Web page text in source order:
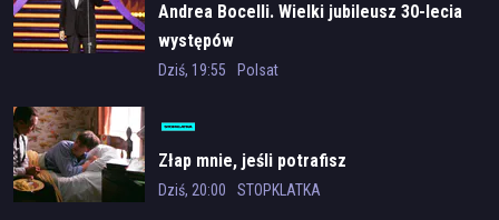
Andrea Bocelli. Wielki jubileusz 30-lecia
występów
Dziś, 19:55 Polsat
Złap mnie, jeśli potrafisz
Dziś, 20:00 STOPKLATKA